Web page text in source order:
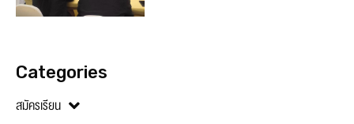
Categories
สมัครเรียน